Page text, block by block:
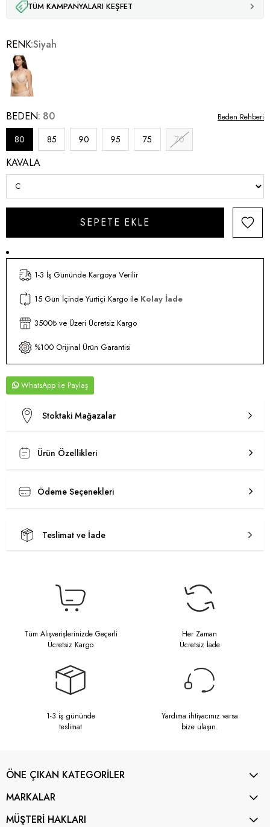
TÜM KAMPANYALARI KEŞFET
RENKSiyah
BEDEN 80
80 85 90 95 75 70
KAVALA
Beden Rehberi
1-3 İş Gününde Kargoya Verilir
15 Gün İçinde Yurtiçi Kargo ile Kolay İade
3500₺ ve Üzeri Ücretsiz Kargo
%100 Orijinal Ürün Garantisi
WhatsApp
Stoktaki Mağazalar
Ürün Özellikleri
Ödeme Seçenekleri
Teslimat ve İade
Tüm Alışverişlerinizde Geçerli
Ücretsiz Kargo
Her Zaman
Ücretsiz İade
1-3 iş gününde
teslimat
Yardıma ihtiyacınız varsa
bize ulaşın.
ÖNE ÇIKAN KATEGORİLER
MARKALAR
MÜŞTERİ HAKLARI